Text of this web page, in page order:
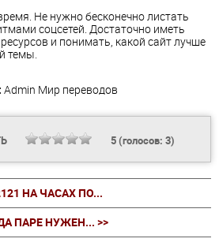
Не нужно бесконечно листать
соцсетей. Достаточно иметь
и понимать, какой сайт лучше
темы.
Admin Мир переводов
5(голосов: 3)
НА ЧАСАХ ПО...
ПАРЕ НУЖЕН... >>